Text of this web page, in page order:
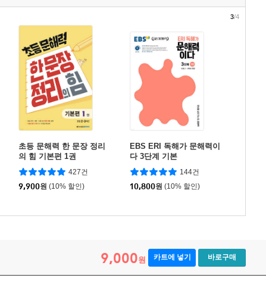
초등 문해력 한 문장 정리
의 힘 기본편 1권
427건
9,900원 (10% 할인)
EBS ERI 독해가 문해력이
다 3단계 기본
144건
10,800원 (10% 할인)
3/4
9,000원 카트에 넣기 바로구매